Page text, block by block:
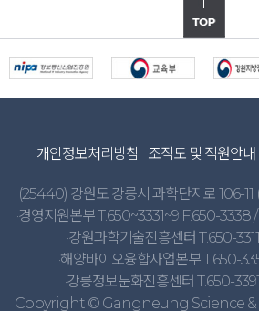
개인정보처리방침 조직도 및 직원안내
(25440) 강원도 강릉시 과학단지로 106-
·경영지원본부 T.650~3331~9 F.650-3338
·강원과학기술진흥센터 T.650-
·해양바이오융합사업본부 T.650-
·강릉정보문화진흥센터 T.650-
Copyright © Gangneung Science